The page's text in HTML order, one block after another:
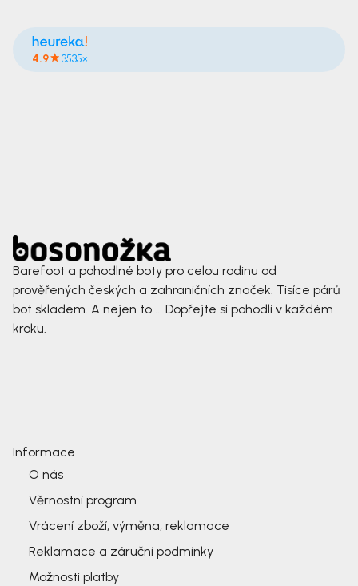
4.9 3535×
Barefoot a pohodlné boty pro celou rodinu od
prověřených českých a zahraničních značek. Tisíce párů
bot skladem. A nejen to ... Dopřejte si pohodlí v každém
kroku.
Informace
O nás
Věrnostní program
Vrácení zboží, výměna, reklamace
Reklamace a záruční podmínky
Možnosti platby